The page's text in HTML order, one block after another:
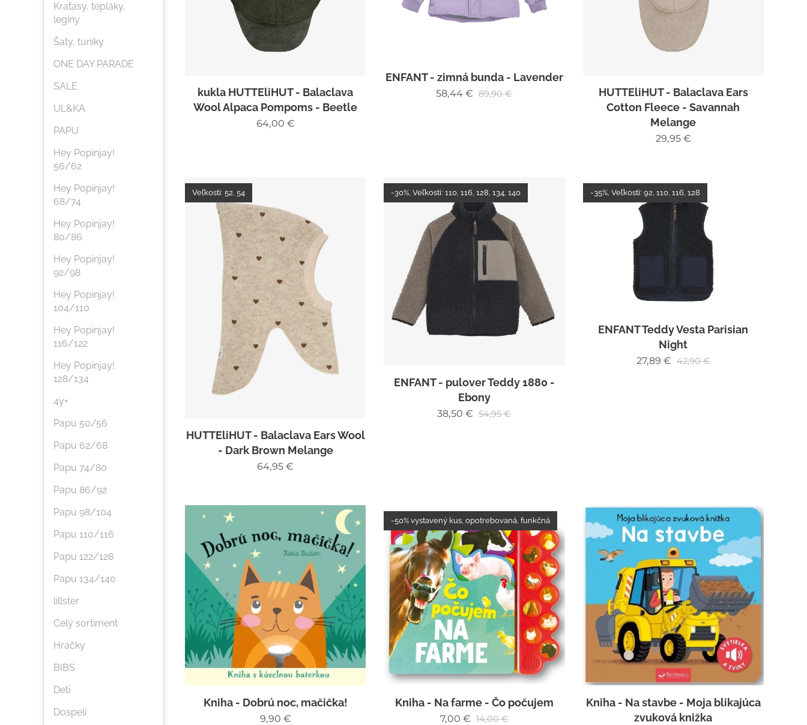
Kraťasy, tepláky,
legíny
Šaty, tuniky
ONE DAY PARADE
SALE
UL&KA
PAPU
Hey Popinjay!
56/62
Hey Popinjay!
68/74
Hey Popinjay!
80/86
Hey Popinjay!
92/98
Hey Popinjay!
104/110
Hey Popinjay!
116/122
Hey Popinjay!
128/134
4y+
Papu 50/56
Papu 62/68
Papu 74/80
Papu 86/92
Papu 98/104
Papu 110/116
Papu 122/128
Papu 134/140
lillster
Celý sortiment
Hračky
BIBS
Deti
Dospelí
kukla HUTTEliHUT - Balaclava
Wool Alpaca Pompoms - Beetle
64,00 €
ENFANT - zimná bunda - Lavender
58,44 € 89,90€
HUTTEliHUT - Balaclava Ears
Cotton Fleece - Savannah
Melange
29,95€
HUTTEliHUT - Balaclava Ears Wool
- Dark Brown Melange
Veľkosti: 52, 54
64,95 €
ENFANT - pulover Teddy 1880 -
Ebony
-30%, Veľkosti: 110, 116, 128, 134, 140
38,50 € 54,95€
ENFANT Teddy Vesta Parisian
Night
-35%, Veľkosti: 92, 110, 116, 128
27,89 € 42,90€
Kniha - Dobrú noc, mačička!
9,90 €
Kniha - Na farme - Čo počujem
-50% vystavený kus, opotrebovaná, funkčná
7,00 € 14,00€
Kniha - Na stavbe - Moja blikajúca
zvuková knižka